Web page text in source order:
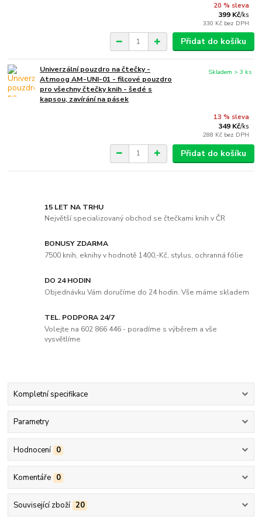
20 % sleva
399 Kč/ks
330 Kč bez DPH
Přidat do košíku
Univerzální pouzdro na čtečky -
Atmoog AM-UNI-01 - filcové pouzdro
pro všechny čtečky knih - šedé s
kapsou, zavírání na pásek
13 % sleva
349 Kč/ks
288 Kč bez DPH
Skladem > 3 ks
Přidat do košíku
15 LET NA TRHU
Největší specializovaný obchod se čtečkami knih v ČR
BONUSY ZDARMA
7500 knih, eknihy v hodnotě 1400,-Kč, stylus, ochranná fólie
DO 24 HODIN
Objednávku Vám doručíme do 24 hodin. Vše máme skladem
TEL. PODPORA 24/7
Volejte na 602 866 446 - poradíme s výběrem a vše
vysvětlíme
Kompletní specifikace
Parametry
Hodnocení 0
Komentáře 0
Související zboží 20